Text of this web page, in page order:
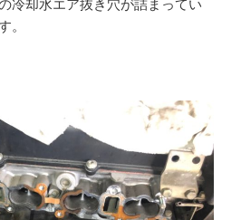
冷却水エア抜き穴が詰まってい
。